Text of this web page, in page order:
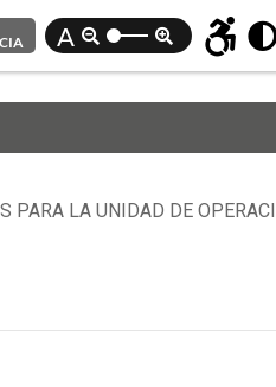
A
LA UNIDAD DE